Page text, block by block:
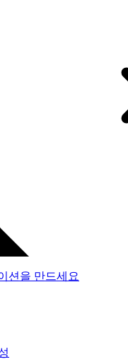
션을 만드세요